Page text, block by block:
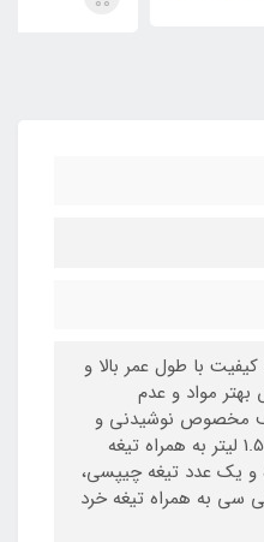
با طول عمر بالا و
مواد و عدم
مخصوص نوشیدنی و
مایعات، ظرف خردکن بزرگ 1.5 لیتر به همراه تیغه
و یک عدد تیغه چیپسی،
خردکن کوچک 350 سی سی به همراه تیغه خرد